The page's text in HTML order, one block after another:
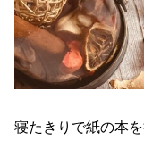
寝たきりで紙の本を